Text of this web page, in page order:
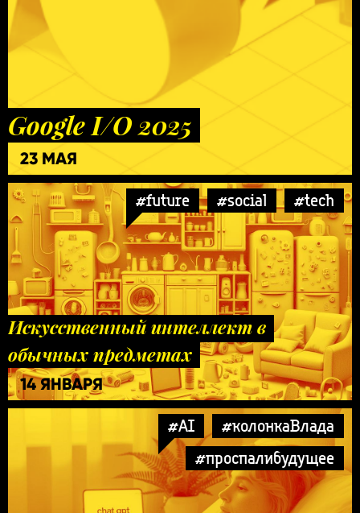
Google I/O 2025
23 МАЯ
#future #social #tech
Искусственный интеллект в
обычных предметах
14 ЯНВАРЯ
#AI
#колонкаВлада
#проспалибудущее